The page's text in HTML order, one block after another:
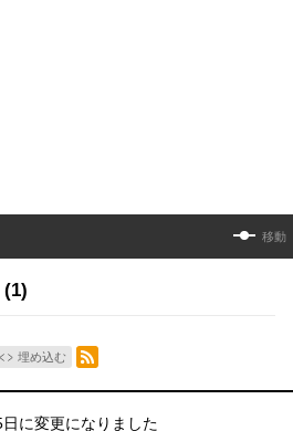
移動
(1)
埋め込む
RSSフィード
に変更になりました